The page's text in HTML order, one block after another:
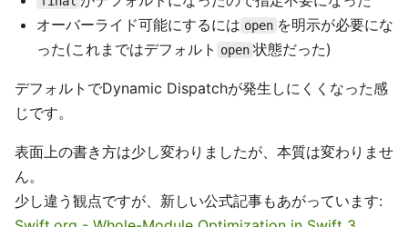
オーバーライド可能にするには open を明示が必要にな
った(これまではデフォルト open 状態だった)
デフォルトでDynamic Dispatchが発生しにくくなった感
じです。
表面上の書き方は少し変わりましたが、本質は変わりませ
ん。
少し違う観点ですが、新しい公式記事もあがっています: